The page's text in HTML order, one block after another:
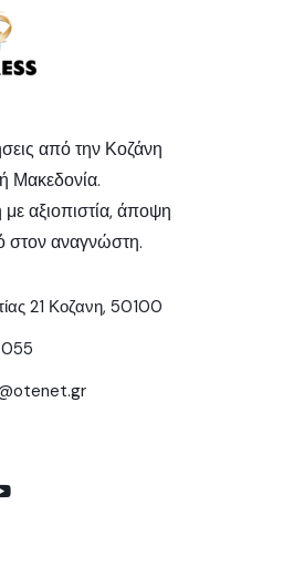
από την Κοζάνη
Μακεδονία.
αξιοπιστία, άποψη
στον αναγνώστη.
21 Κοζανη, 50100